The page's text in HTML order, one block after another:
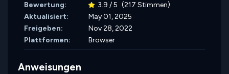
Bewertung:
3.9 / 5 (217 Stimmen)
Aktualisiert:
May 01, 2025
Freigeben:
Nov 28, 2022
Plattformen:
Browser
Anweisungen